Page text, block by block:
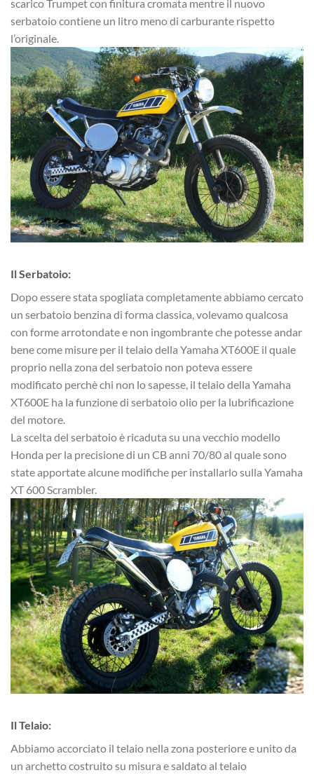
scarico Trumpet con finitura cromata mentre il nuovo
serbatoio contiene un litro meno di carburante rispetto
l’originale.
Il Serbatoio:
Dopo essere stata spogliata completamente abbiamo cercato
un serbatoio benzina di forma classica, volevamo qualcosa
con forme arrotondate e non ingombrante che potesse andar
bene come misure per il telaio della Yamaha XT600E il quale
proprio nella zona del serbatoio non poteva essere
modificato perchè chi non lo sapesse, il telaio della Yamaha
XT600E ha la funzione di serbatoio olio per la lubrificazione
del motore.
La scelta del serbatoio è ricaduta su una vecchio modello
Honda per la precisione di un CB anni 70/80 al quale sono
state apportate alcune modifiche per installarlo sulla Yamaha
XT 600 Scrambler.
Il Telaio:
Abbiamo accorciato il telaio nella zona posteriore e unito da
un archetto costruito su misura e saldato al telaio